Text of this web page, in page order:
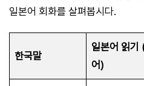
일본어 회화를 살펴봅시다.
한국말
일본어 읽기
어)